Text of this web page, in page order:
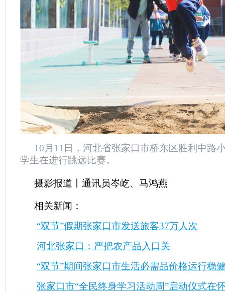
10月11日，河北省张家口市桥东区胜利中路
学生在进行跳远比赛。
摄影报道丨通讯员岑屹、马鸿燕
相关新闻：
“双节”假期张家口市发送旅客37万人次
河北张家口：严把农产品入口关
“双节”期间张家口市生活必需品价格运行稳
张家口市“全民终身学习活动周”启动仪式在